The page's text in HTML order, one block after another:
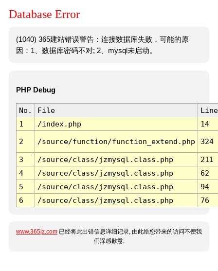
Database Error
(1040) 365建站错误警告：连接数据库失败，可能的原
因：1、数据库密码不对; 2、mysql未启动。
PHP Debug
No. File
Line
1
/index.php 14
2 /source/function/function_extend.php 324
3 /source/class/jzmysql.class.php
211
4
/source/class/jzmysql.class.php
62
5
/source/class/jzmysql.class.php
94
6
/source/class/jzmysql.class.php 76
www.365jz.com 已经将此出错信息详细记录, 由此给您带来的访问不便我
们深感歉意.